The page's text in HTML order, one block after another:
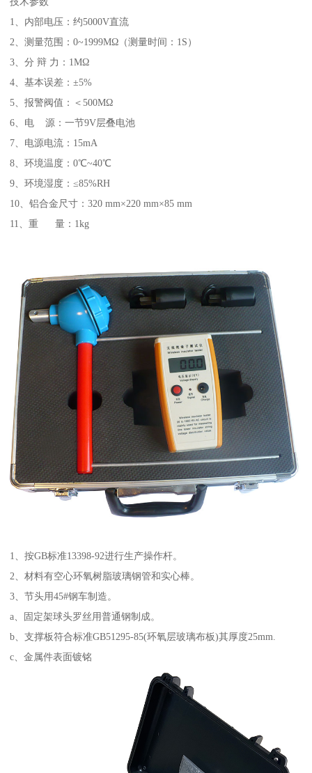
1、内部电压：约5000V直流
2、测量范围：0~1999MΩ（测量时间：1S）
3、分 辩 力：1MΩ
4、基本误差：±5%
5、报警阀值：＜500MΩ
6、电 源：一节9V层叠电池
7、电源电流：15mA
8、环境温度：0℃~40℃
9、环境湿度：≤85%RH
10、铝合金尺寸：320 mm×220 mm×85 mm
11、重 量：1kg
1、按GB标准13398-92进行生产操作杆。
2、材料有空心环氧树脂玻璃钢管和实心棒。
3、节头用45#钢车制造。
a、固定架球头罗丝用普通钢制成。
b、支撑板符合标准GB51295-85(环氧层玻璃布板)其厚度25mm.
c、金属件表面镀铭